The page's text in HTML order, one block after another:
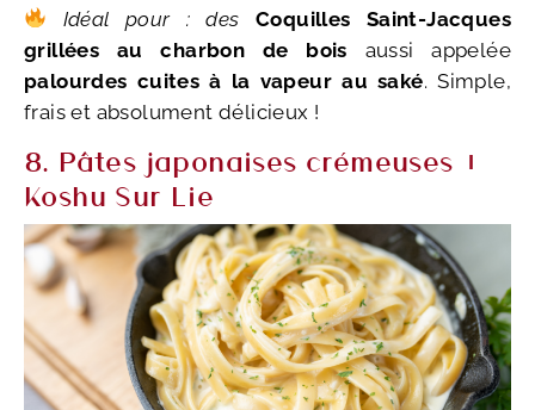
Idéal pour : des
Coquilles Saint-Jacques
grillées au charbon de bois aussi appelée
palourdes cuites à la vapeur au saké. Simple,
frais et absolument délicieux !
8. Pâtes japonaises crémeuses +
Koshu Sur Lie